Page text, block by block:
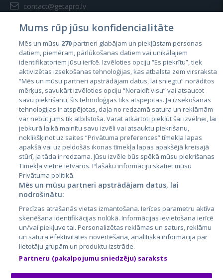
contact@getapro.lv
Valstis
Igaunija
Latvija
Lietuva
City24.lv
City24.ee
GetaPro.lv
GetaPro.ee
Skelbiu.lt
Autoplius.lt
Aruodas.lt
CVbankas.lt
Kainos.lt
Paslaugos.lt
auto24.ee
Osta.ee
KuldneBörs.ee
Mums rūp jūsu konfidencialitāte
Mēs un mūsu 270partneri glabājam un piekļūstam personas
datiem, piemēram, pārlūkošanas datiem vai unikālajiem
identifikatoriem jūsu ierīcē. Izvēloties opciju “Es piekrītu”, tiek
aktivizētas izsekošanas tehnoloģijas, kas atbalsta zem virsraksta
“Mēs un mūsu partneri apstrādājam datus, lai sniegtu” norādītos
mērķus, savukārt izvēloties opciju “Noraidīt visu” vai atsaucot
savu piekrišanu, šīs tehnoloģijas tiks atspējotas. Ja izsekošanas
tehnoloģijas ir atspējotas, daļa no redzamā satura un reklāmām
var nebūt jums tik atbilstoša. Varat atkārtoti piekļūt šai izvēlnei, lai
jebkurā laikā mainītu savu izvēli vai atsauktu piekrišanu,
noklikšķinot uz saites “Privātuma preferences” tīmekļa lapas
apakšā vai uz peldošās ikonas tīmekļa lapas apakšējā kreisajā
stūrī, ja tāda ir redzama. Jūsu izvēle būs spēkā mūsu piekrišanas
Tīmekļa vietne ietvaros. Plašāku informāciju skatiet mūsu
Privātuma politikā.
Mēs un mūsu partneri apstrādājam datus, lai
nodrošinātu:
Precīzas atrašanās vietas izmantošana. Ierīces parametru aktīva
skenēšana identifikācijas nolūkā. Informācijas ievietošana ierīcē
un/vai piekļuve tai. Personalizētas reklāmas un saturs, reklāmu
un satura efektivitātes novērtēšana, analītiskā informācija par
lietotāju grupām un produktu izstrāde.
Partneru (pakalpojumu sniedzēju) saraksts